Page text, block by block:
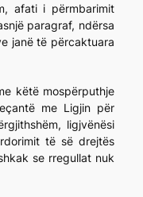
afati i përmbarimit
paragraf, ndërsa
janë të përcaktuara
këtë mospërputhje
me Ligjin për
ligjvënësi
të së drejtës
se rregullat nuk